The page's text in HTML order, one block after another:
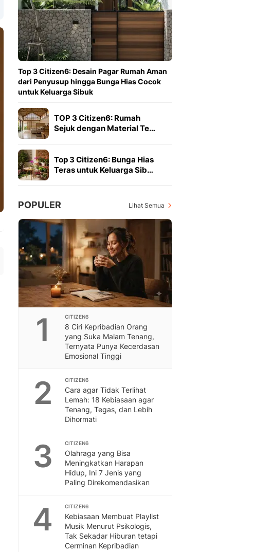
Top 3 Citizen6: Desain Pagar Rumah Aman
dari Penyusup hingga Bunga Hias Cocok
untuk Keluarga Sibuk
TOP 3 Citizen6: Rumah
Sejuk dengan Material Te…
Top 3 Citizen6: Bunga Hias
Teras untuk Keluarga Sib…
POPULER Lihat Semua
1 CITIZEN6
8 Ciri Kepribadian Orang
yang Suka Malam Tenang,
Ternyata Punya Kecerdasan
Emosional Tinggi
2 CITIZEN6
Cara agar Tidak Terlihat
Lemah: 18 Kebiasaan agar
Tenang, Tegas, dan Lebih
Dihormati
3 CITIZEN6
Olahraga yang Bisa
Meningkatkan Harapan
Hidup, Ini 7 Jenis yang
Paling Direkomendasikan
4 CITIZEN6
Kebiasaan Membuat Playlist
Musik Menurut Psikologis,
Tak Sekadar Hiburan tetapi
Cerminan Kepribadian